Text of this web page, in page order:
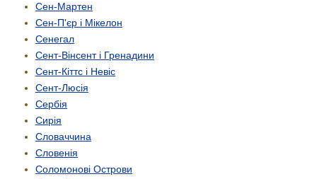
Сен-Мартен
Сен-П'єр і Мікелон
Сенегал
Сент-Вінсент і Гренадини
Сент-Кіттс і Невіс
Сент-Люсія
Сербія
Сирія
Словаччина
Словенія
Соломонові Острови